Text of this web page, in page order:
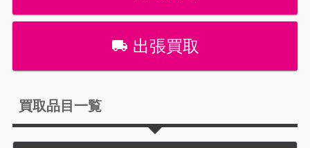
出張買取
買取品目一覧